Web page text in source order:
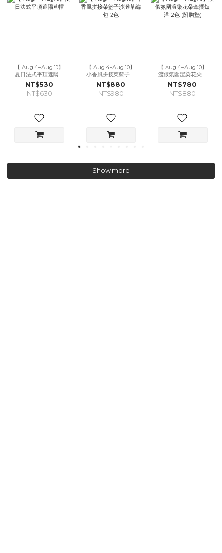
【 Aug.4–Aug.10】
夏日法式平頂遮陽草
帽
NT$530
NT$630
【 Aug.4–Aug.10】
小香風拼接菜籃子沙
灘草編包-2色
NT$880
NT$980
【 Aug.4–Aug.10】
渡假氛圍渲染花朵傘
擺短洋-2色 (附胸墊)
NT$780
NT$880
Show more